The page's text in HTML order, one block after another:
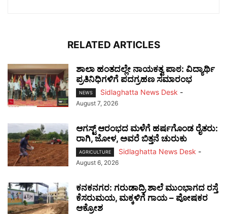
RELATED ARTICLES
ಶಾಲಾ ಹಂತದಲ್ಲೇ ನಾಯಕತ್ವ ಪಾಠ: ವಿದ್ಯಾರ್ಥಿ
ಪ್ರತಿನಿಧಿಗಳಿಗೆ ಪದಗ್ರಹಣ ಸಮಾರಂಭ
NEWS Sidlaghatta News Desk -
August 7, 2026
ಆಗಸ್ಟ್ ಆರಂಭದ ಮಳೆಗೆ ಹರ್ಷಗೊಂಡ ರೈತರು:
ರಾಗಿ, ಜೋಳ, ಅವರೆ ಬಿತ್ತನೆ ಚುರುಕು
AGRICULTURE Sidlaghatta News Desk -
August 6, 2026
ಕನಕನಗರ: ಗರುಡಾದ್ರಿ ಶಾಲೆ ಮುಂಭಾಗದ ರಸ್ತೆ
ಕೆಸರುಮಯ, ಮಕ್ಕಳಿಗೆ ಗಾಯ – ಪೋಷಕರ
ಆಕ್ರೋಶ